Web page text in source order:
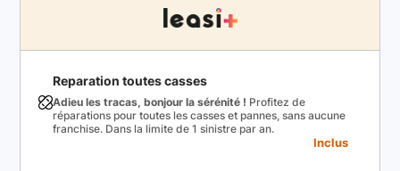
Reparation toutes casses
Adieu les tracas, bonjour la sérénité ! Profitez de
réparations pour toutes les casses et pannes, sans aucune
franchise. Dans la limite de 1 sinistre par an.
Inclus